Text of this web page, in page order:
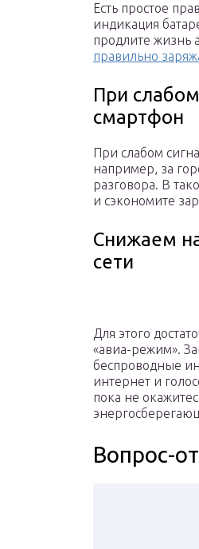
Есть простое
индикация
продлите жизнь
правильно
При
смартфон
При слабом
например, за
разговора. В
и сэкономите
Снижаем
сети
Для этого
«авиа-режим».
беспроводные
интернет и
пока не
Вопрос-